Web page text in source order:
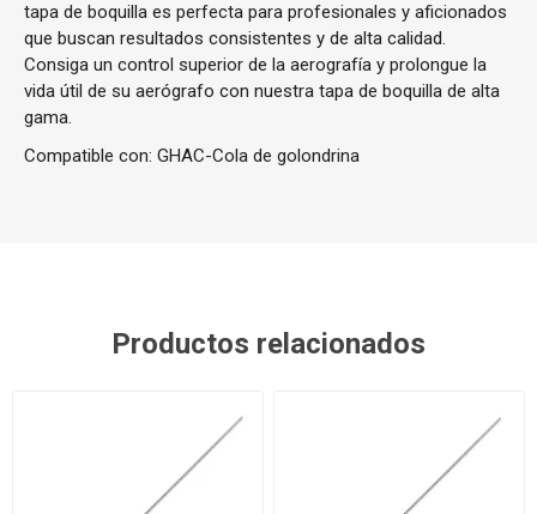
tapa de boquilla es perfecta para profesionales y aficionados
que buscan resultados consistentes y de alta calidad.
Consiga un control superior de la aerografía y prolongue la
vida útil de su aerógrafo con nuestra tapa de boquilla de alta
gama.
Compatible con: GHAC-Cola de golondrina
Productos relacionados